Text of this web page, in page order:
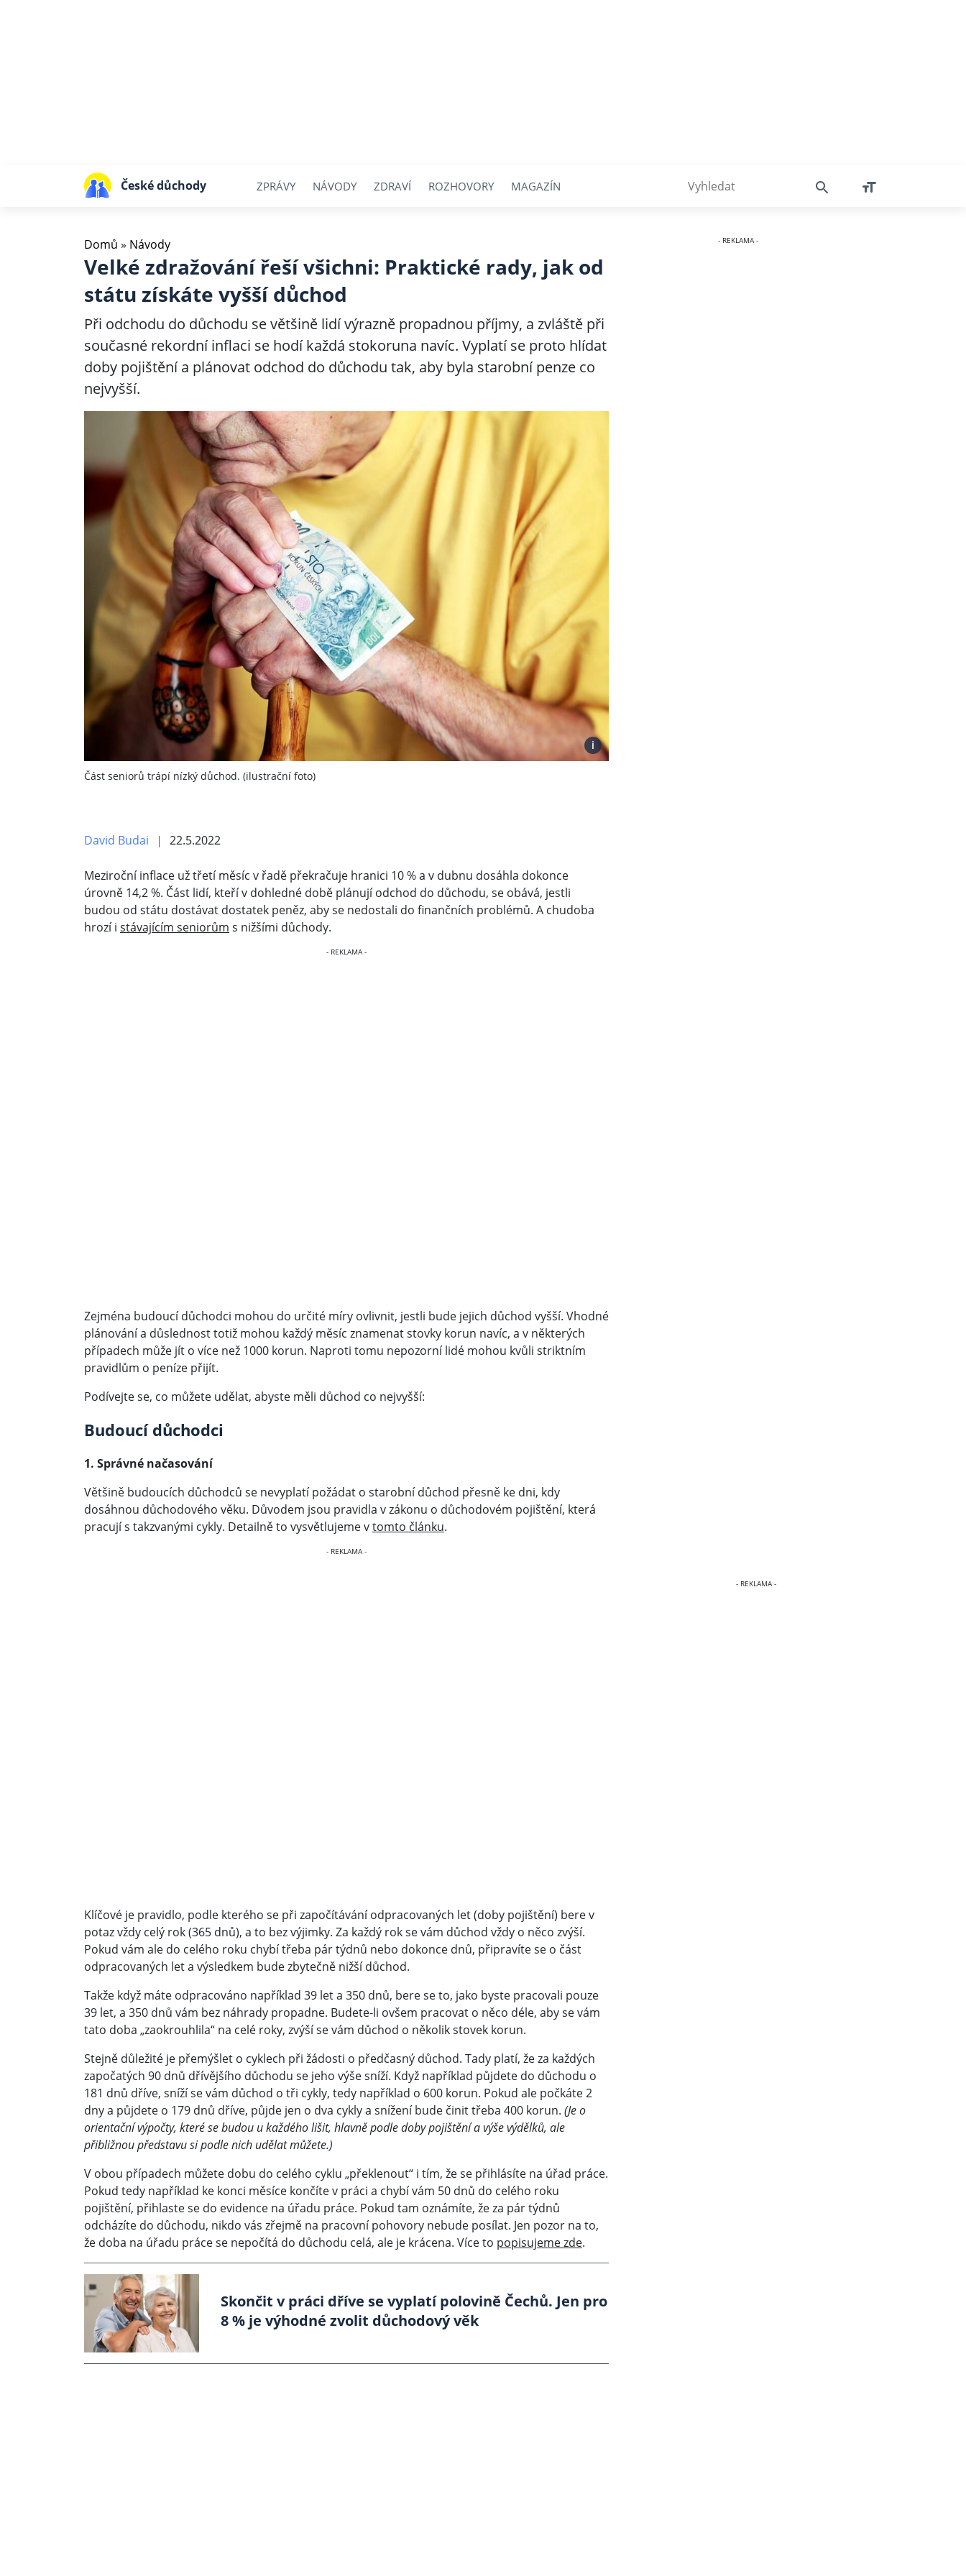
České důchody ZPRÁVY NÁVODY ZDRAVÍ ROZHOVORY MAGAZÍN
Domů » Návody
Velké zdražování řeší všichni: Praktické rady, jak od
státu získáte vyšší důchod
Při odchodu do důchodu se většině lidí výrazně propadnou příjmy, a zvláště při
současné rekordní inflaci se hodí každá stokoruna navíc. Vyplatí se proto hlídat
doby pojištění a plánovat odchod do důchodu tak, aby byla starobní penze co
nejvyšší.
i
Část seniorů trápí nízký důchod. (ilustrační foto)
David Budai 22.5.2022
Meziroční inflace už třetí měsíc v řadě překračuje hranici 10 % a v dubnu dosáhla dokonce
úrovně 14,2 %. Část lidí, kteří v dohledné době plánují odchod do důchodu, se obává, jestli
budou od státu dostávat dostatek peněz, aby se nedostali do finančních problémů. A chudoba
hrozí i stávajícím seniorům s nižšími důchody.
Zejména budoucí důchodci mohou do určité míry ovlivnit, jestli bude jejich důchod vyšší. Vhodné
plánování a důslednost totiž mohou každý měsíc znamenat stovky korun navíc, a v některých
případech může jít o více než 1000 korun. Naproti tomu nepozorní lidé mohou kvůli striktním
pravidlům o peníze přijít.
Podívejte se, co můžete udělat, abyste měli důchod co nejvyšší:
Budoucí důchodci
1. Správné načasování
Většině budoucích důchodců se nevyplatí požádat o starobní důchod přesně ke dni, kdy
dosáhnou důchodového věku. Důvodem jsou pravidla v zákonu o důchodovém pojištění, která
pracují s takzvanými cykly. Detailně to vysvětlujeme vtomto článku.
Klíčové je pravidlo, podle kterého se při započítávání odpracovaných let (doby pojištění) bere v
potaz vždy celý rok (365 dnů), a to bez výjimky. Za každý rok se vám důchod vždy o něco zvýší.
Pokud vám ale do celého roku chybí třeba pár týdnů nebo dokonce dnů, připravíte se o část
odpracovaných let a výsledkem bude zbytečně nižší důchod.
Takže když máte odpracováno například 39 let a 350 dnů, bere se to, jako byste pracovali pouze
39 let, a 350 dnů vám bez náhrady propadne. Budete-li ovšem pracovat o něco déle, aby se vám
tato doba „zaokrouhlila“ na celé roky, zvýší se vám důchod o několik stovek korun.
Stejně důležité je přemýšlet o cyklech při žádosti o předčasný důchod. Tady platí, že za každých
započatých 90 dnů dřívějšího důchodu se jeho výše sníží. Když například půjdete do důchodu o
181 dnů dříve, sníží se vám důchod o tři cykly, tedy například o 600 korun. Pokud ale počkáte 2
dny a půjdete o 179 dnů dříve, půjde jen o dva cykly a snížení bude činit třeba 400 korun. (Je o
orientační výpočty, které se budou u každého lišit, hlavně podle doby pojištění a výše výdělků, ale
přibližnou představu si podle nich udělat můžete.)
V obou případech můžete dobu do celého cyklu „překlenout“ i tím, že se přihlásíte na úřad práce.
Pokud tedy například ke konci měsíce končíte v práci a chybí vám 50 dnů do celého roku
pojištění, přihlaste se do evidence na úřadu práce. Pokud tam oznámíte, že za pár týdnů
odcházíte do důchodu, nikdo vás zřejmě na pracovní pohovory nebude posílat. Jen pozor na to,
že doba na úřadu práce se nepočítá do důchodu celá, ale je krácena. Více to popisujeme zde.
Skončit v práci dříve se vyplatí polovině Čechů. Jen pro
8 % je výhodné zvolit důchodový věk